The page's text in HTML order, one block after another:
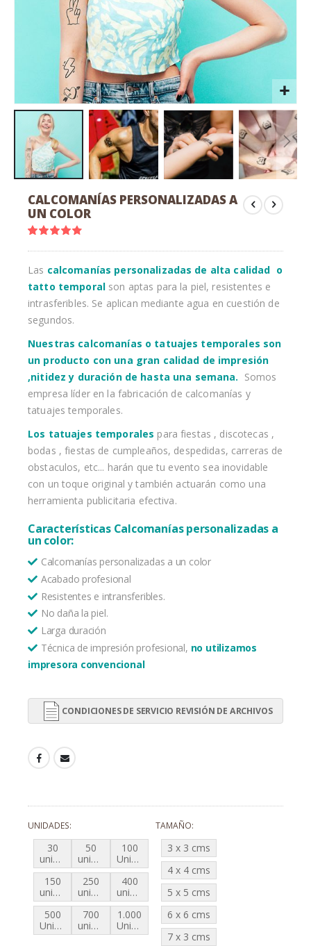
comienzo
imágenes
CALCOMANÍAS PERSONALIZADAS A
UN COLOR
Valoración:
Las calcomanías personalizadas de alta calidad o
tatto temporal son aptas para la piel, resistentes e
intrasferibles. Se aplican mediante agua en cuestión de
segundos.
Nuestras calcomanías o tatuajes temporales son
un producto con una gran calidad de impresión
,nitidez y duración de hasta una semana. Somos
empresa líder en la fabricación de calcomanías y
tatuajes temporales.
Los tatuajes temporales para fiestas , discotecas ,
bodas , fiestas de cumpleaños, despedidas, carreras de
obstaculos, etc... harán que tu evento sea inovidable
con un toque original y también actuarán como una
herramienta publicitaria efectiva.
Características Calcomanías personalizadas a
un color:
Calcomanías personalizadas a un color
Acabado profesional
Resistentes e intransferibles.
No daña la piel.
Larga duración
Técnica de impresión profesional, no utilizamos
impresora convencional
CONDICIONES DE SERVICIO REVISIÓN DE ARCHIVOS
UNIDADES
30
unidades
50
unidades
100
Unidades
150
unidades
250
unidades
400
unidades
500
Unidades
700
unidades
1.000
Unidades
TAMAÑO
3 x 3 cms
4 x 4 cms
5 x 5 cms
6 x 6 cms
7 x 3 cms